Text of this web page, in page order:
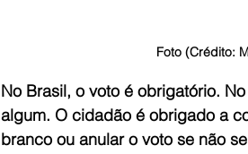
Foto (Crédito:
No Brasil, o voto é obrigatório.
algum. O cidadão é obrigado a
branco ou anular o voto se não